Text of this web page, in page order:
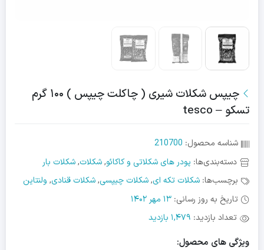
چیپس شکلات شیری ( چاکلت چیپس ) ۱۰۰ گرم
تسکو – tesco
شناسه محصول: 210700
دسته‌بندی‌ها: پودر های شکلاتی و کاکائو,شکلات,شکلات بار
برچسب‌ها: شکلات تکه ای,شکلات چیپسی,شکلات قنادی, ولنتاین
تاریخ به روز رسانی: 13 مهر 1402
تعداد بازدید: 1,479 بازدید
ویژگی های محصول: